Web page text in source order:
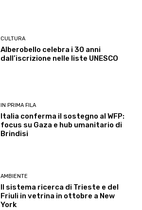
CULTURA
Alberobello celebra i 30 anni
dall’iscrizione nelle liste UNESCO
IN PRIMA FILA
Italia conferma il sostegno al WFP:
focus su Gaza e hub umanitario di
Brindisi
AMBIENTE
Il sistema ricerca di Trieste e del
Friuli in vetrina in ottobre a New
York